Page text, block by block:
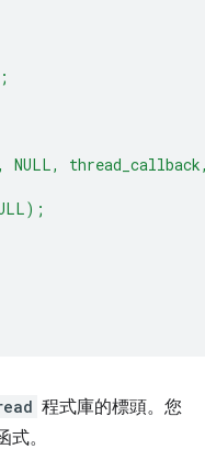
NULL,
程式庫的標頭。您
。